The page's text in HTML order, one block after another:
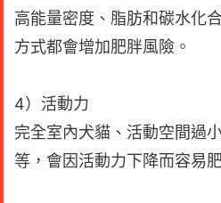
高能量密度、脂肪和碳水化
方式都會增加肥胖風險。
4）活動力
完全室內犬貓、活動空間過
等，會因活動力下降而容易